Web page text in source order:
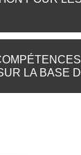
LA BASE